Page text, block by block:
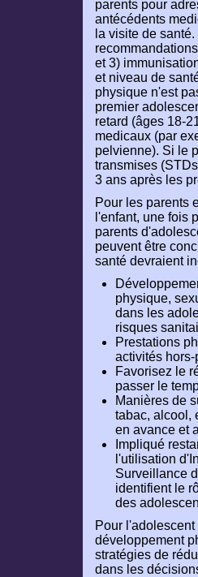
parents pour
antécédents
la visite de
et 3)
et niveau de
physique n'est
premier
retard (âges 18-
medicaux (par
pelvienne). Si le
transmises
3 ans après les
Pour les parents
l'enfant, une fois
parents
peuvent être
santé devraient
physique,
dans les
risques
Prestations
activités
Favorisez le
passer le
Manières de
tabac, alcool,
en avance et
Impliqué
l'utilisation
Surveillance
identifient le
des
Pour
développement
stratégies de
dans les